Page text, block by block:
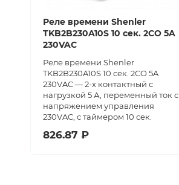
Реле времени Shenler
TKB2B230A10S 10 сек. 2CO 5A
230VAC
Реле времени Shenler
TKB2B230A10S 10 сек. 2CO 5A
230VAC — 2-х контактный с
нагрузкой 5 А, переменный ток с
напряжением управления
230VAC, с таймером 10 сек.
826.87 ₽